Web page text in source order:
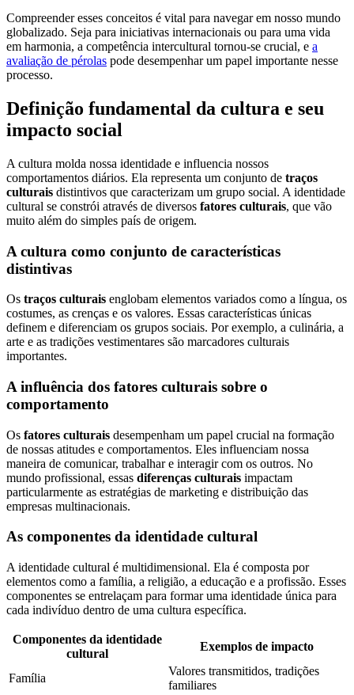
Compreender esses conceitos é vital para navegar em nosso mundo
globalizado. Seja para iniciativas internacionais ou para uma vida
em harmonia, a competência intercultural tornou-se crucial, e a
avaliação de pérolas pode desempenhar um papel importante nesse
processo.
Definição fundamental da cultura e seu
impacto social
A cultura molda nossa identidade e influencia nossos
comportamentos diários. Ela representa um conjunto de traços
culturais distintivos que caracterizam um grupo social. A identidade
cultural se constrói através de diversos fatores culturais, que vão
muito além do simples país de origem.
A cultura como conjunto de características
distintivas
Os traços culturais englobam elementos variados como a língua, os
costumes, as crenças e os valores. Essas características únicas
definem e diferenciam os grupos sociais. Por exemplo, a culinária, a
arte e as tradições vestimentares são marcadores culturais
importantes.
A influência dos fatores culturais sobre o
comportamento
Os fatores culturais desempenham um papel crucial na formação
de nossas atitudes e comportamentos. Eles influenciam nossa
maneira de comunicar, trabalhar e interagir com os outros. No
mundo profissional, essas diferenças culturais impactam
particularmente as estratégias de marketing e distribuição das
empresas multinacionais.
As componentes da identidade cultural
A identidade cultural é multidimensional. Ela é composta por
elementos como a família, a religião, a educação e a profissão. Esses
componentes se entrelaçam para formar uma identidade única para
cada indivíduo dentro de uma cultura específica.
Componentes da identidade
cultural
Exemplos de impacto
Família
Valores transmitidos, tradições
familiares